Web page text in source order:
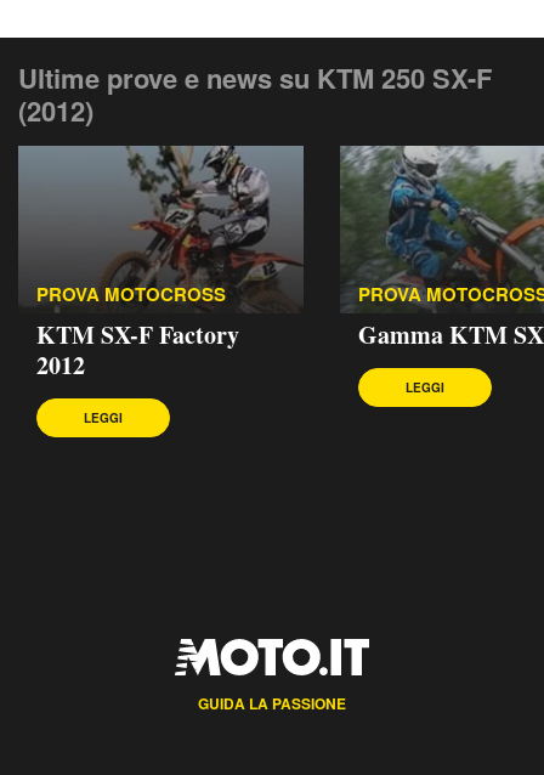
Ultime prove e news su KTM 250 SX-F
(2012)
PROVA MOTOCROSS
KTM SX-F Factory
2012
LEGGI
PROVA
Gamma KTM
LEGGI
GUIDA LA PASSIONE